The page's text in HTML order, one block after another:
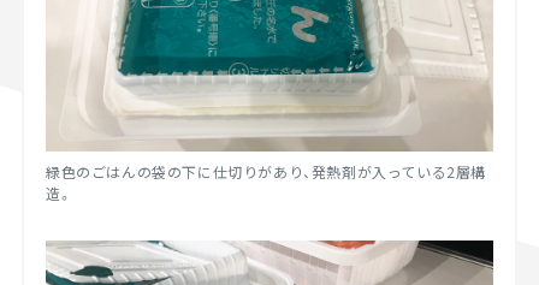
緑色のごはんの袋の下に仕切りがあり、発熱剤が入っている2層構
造。